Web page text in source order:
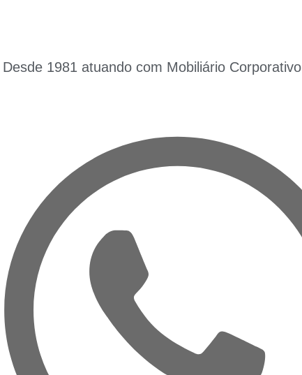
Desde 1981 atuando com Mobiliário Corporativo